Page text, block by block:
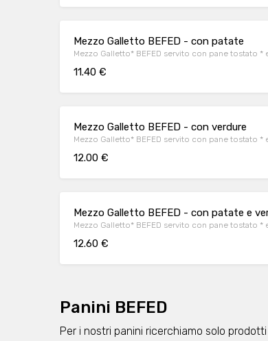
Mezzo Galletto BEFED - con patate
Mezzo Galletto* BEFED servito con pane tostato
11.40 €
Mezzo Galletto BEFED - con verdure
Mezzo Galletto* BEFED servito con pane tostato *
12.00 €
Mezzo Galletto BEFED - con patate e
Mezzo Galletto* BEFED servito con pane tostato
12.60 €
Panini BEFED
Per i nostri panini ricerchiamo solo